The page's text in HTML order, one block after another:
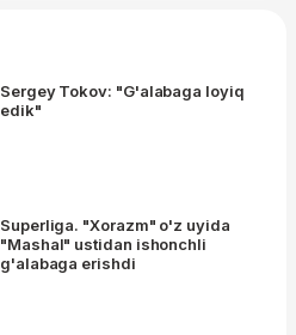
Sergey Tokov: "G'alabaga loyiq
edik"
Superliga. "Xorazm" o'z uyida
"Mashal" ustidan ishonchli
g'alabaga erishdi